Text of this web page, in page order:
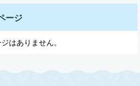
ージ
はありません。